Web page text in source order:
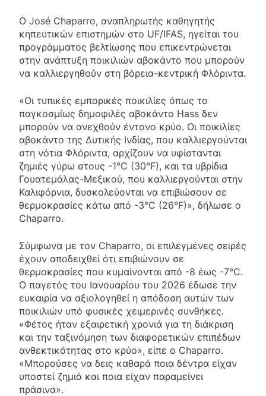
Ο José Chaparro, αναπληρωτής καθηγητής
κηπευτικών επιστημών στο UF/IFAS, ηγείται του
προγράμματος βελτίωσης που επικεντρώνεται
στην ανάπτυξη ποικιλιών αβοκάντο που μπορούν
να καλλιεργηθούν στη βόρεια-κεντρική Φλόριντα.
«Οι τυπικές εμπορικές ποικιλίες όπως το
παγκοσμίως δημοφιλές αβοκάντο Hass δεν
μπορούν να ανεχθούν έντονο κρύο. Οι ποικιλίες
αβοκάντο της Δυτικής Ινδίας, που καλλιεργούνται
στη νότια Φλόριντα, αρχίζουν να υφίστανται
ζημιές γύρω στους -1°C (30°F), και τα υβρίδια
Γουατεμάλας-Μεξικού, που καλλιεργούνται στην
Καλιφόρνια, δυσκολεύονται να επιβιώσουν σε
θερμοκρασίες κάτω από -3°C (26°F)», δήλωσε ο
Chaparro.
Σύμφωνα με τον Chaparro, οι επιλεγμένες σειρές
έχουν αποδειχθεί ότι επιβιώνουν σε
θερμοκρασίες που κυμαίνονται από -8 έως -7°C.
Ο παγετός του Ιανουαρίου του 2026 έδωσε την
ευκαιρία να αξιολογηθεί η απόδοση αυτών των
ποικιλιών υπό φυσικές χειμερινές συνθήκες.
«Φέτος ήταν εξαιρετική χρονιά για τη διάκριση
και την ταξινόμηση των διαφορετικών επιπέδων
ανθεκτικότητας στο κρύο», είπε ο Chaparro.
«Μπορούσες να δεις καθαρά ποια δέντρα είχαν
υποστεί ζημιά και ποια είχαν παραμείνει
πράσινα».